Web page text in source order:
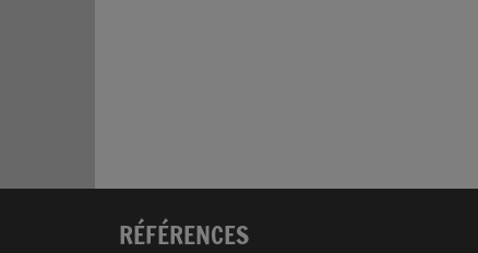
RÉFÉRENCES